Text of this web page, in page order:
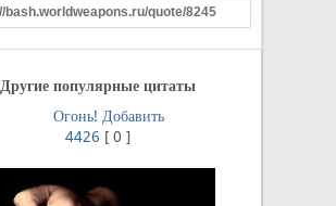
Другие популярные цитаты
Огонь! Добавить
4426 [ 0 ]